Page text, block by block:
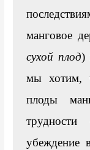
манговое
сухой плод)
мы хотим,
плоды
убеждение